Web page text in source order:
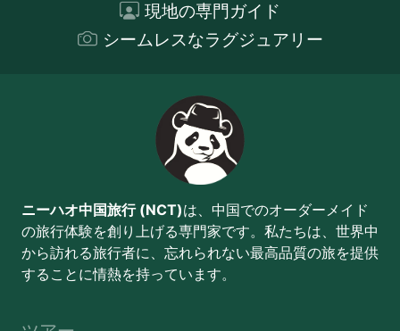
現地の専門ガイド
シームレスなラグジュアリー
ニーハオ中国旅行 (NCT)は、中国でのオーダーメイド
の旅行体験を創り上げる専門家です。私たちは、世界中
から訪れる旅行者に、忘れられない最高品質の旅を提供
することに情熱を持っています。